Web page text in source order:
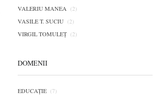
VALERIU MANEA (2)
VASILE T. SUCIU (2)
VIRGIL TOMULEŢ (2)
DOMENII
EDUCAȚIE (7)